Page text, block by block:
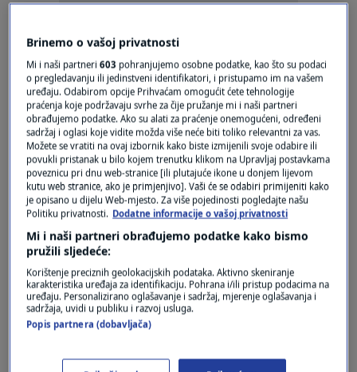
Oglas
Klancir: DP je dobio resore u kojima će se
vidjeti s kim su i kako povezani
pobjeda za njih, ali gubitak za Hrvatsku
N1 STUDIO UŽIVO|19. tra.| 0
Klancir: Plenković ni sam ne zna kako će
N1 STUDIO UŽIVO | 0
Brinemo o vašoj privatnosti
Mi i naši partneri603 pohranjujemo osobne podatke, kao što su podaci
o pregledavanju ili jedinstveni identifikatori, i pristupamo im na vašem
uređaju. Odabirom opcije Prihvaćam omogućit ćete tehnologije
praćenja koje podržavaju svrhe za čije pružanje mi i naši partneri
obrađujemo podatke. Ako su alati za praćenje onemogućeni, određeni
sadržaj i oglasi koje vidite možda više neće biti toliko relevantni za vas.
Možete se vratiti na ovaj izbornik kako biste izmijenili svoje odabire ili
povukli pristanak u bilo kojem trenutku klikom na Upravljaj postavkama
poveznicu pri dnu web-stranice [ili plutajuće ikone u donjem lijevom
kutu web stranice, ako je primjenjivo]. Vaši će se odabiri primijeniti kako
je opisano u dijelu Web-mjesto. Za više pojedinosti pogledajte našu
Politiku privatnosti. Dodatne informacije o vašoj privatnosti
Mi i naši partneri obrađujemo podatke kako bismo
pružili sljedeće:
Korištenje preciznih geolokacijskih podataka. Aktivno skeniranje
karakteristika uređaja za identifikaciju. Pohrana i/ili pristup podacima na
uređaju. Personalizirano oglašavanje i sadržaj, mjerenje oglašavanja i
sadržaja, uvidi u publiku i razvoj usluga.
Popis partnera (dobavljača)